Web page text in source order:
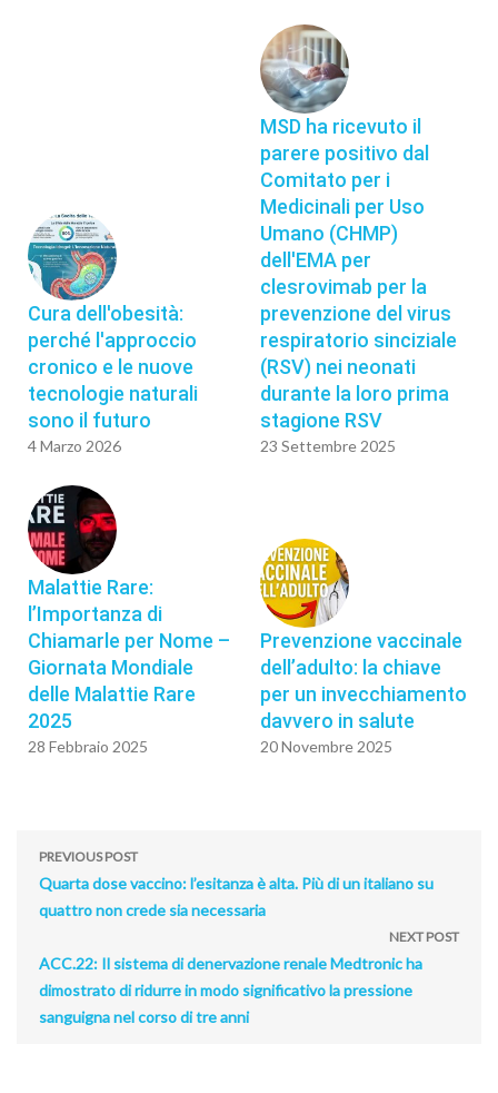
Cura dell'obesità:
perché l'approccio
cronico e le nuove
tecnologie naturali
sono il futuro
4 Marzo 2026
MSD ha ricevuto il
parere positivo dal
Comitato per i
Medicinali per Uso
Umano (CHMP)
dell'EMA per
clesrovimab per la
prevenzione del virus
respiratorio sinciziale
(RSV) nei neonati
durante la loro prima
stagione RSV
23 Settembre 2025
Malattie Rare:
l’Importanza di
Chiamarle per Nome –
Giornata Mondiale
delle Malattie Rare
2025
28 Febbraio 2025
Prevenzione vaccinale
dell’adulto: la chiave
per un invecchiamento
davvero in salute
20 Novembre 2025
PREVIOUS POST
Quarta dose vaccino: l’esitanza è alta. Più di un italiano su
quattro non crede sia necessaria
NEXT POST
ACC.22: Il sistema di denervazione renale Medtronic ha
dimostrato di ridurre in modo significativo la pressione
sanguigna nel corso di tre anni